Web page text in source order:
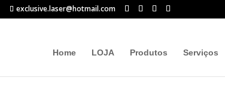
exclusive.laser@hotmail.com
Home LOJA Produtos Serviços